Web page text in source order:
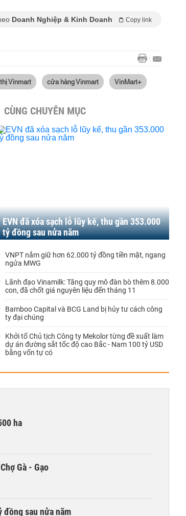
Doanh Nghiệp & Kinh Doanh Copy link
Vinmart cửa hàng Vinmart VinMart+
CÙNG CHUYÊN MỤC
EVN đã xóa sạch lỗ lũy kế, thu gần 353.000
tỷ đồng sau nửa năm
VNPT nắm giữ hơn 62.000 tỷ đồng tiền mặt, ngang
ngửa MWG
Lãnh đạo Vinamilk: Tăng quy mô đàn bò thêm 8.000
con, đã chốt giá nguyên liệu đến tháng 11
Bamboo Capital và BCG Land bị hủy tư cách công
ty đại chúng
Khởi tố Chủ tịch Công ty Mekolor từng đề xuất làm
dự án đường sắt tốc độ cao Bắc - Nam 100 tỷ USD
bằng vốn tự có
ha
Gà - Gạo
đồng sau nửa năm